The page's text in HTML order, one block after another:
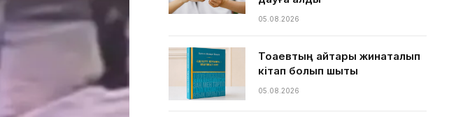
05.08.2026
Тоқаевтың айтқары жинақталып
кітап болып шықты
05.08.2026